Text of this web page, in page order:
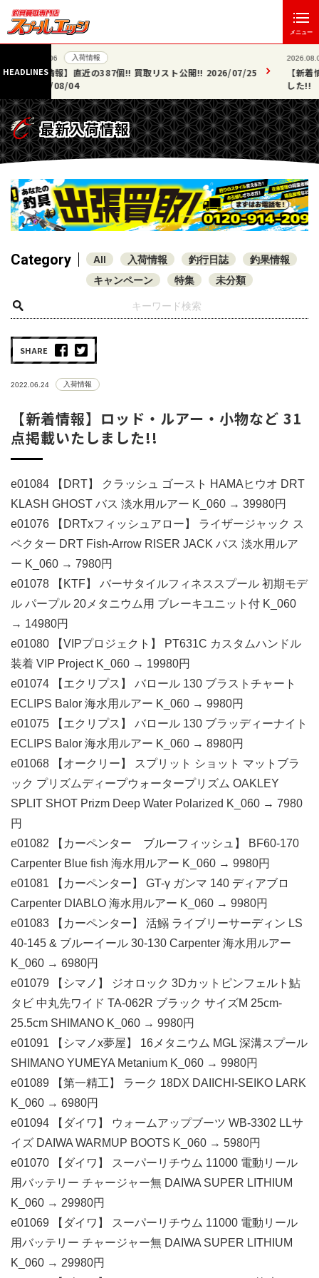
メニュー
HEADLINES
07/25
2026.08.06
【新着情報】ロッド・ルアー・小物など 30点掲載いたしま
した!!
最新入荷情報
Category All 入荷情報 釣行日誌
釣果情報
キャンペーン
特集 未分類
SHARE
2022.06.24 入荷情報
【新着情報】ロッド・ルアー・小物など 31
点掲載いたしました!!
e01084 【DRT】 クラッシュ ゴースト HAMAヒウオ DRT
KLASH GHOST バス 淡水用ルアー K_060 → 39980円
e01076 【DRTxフィッシュアロー】 ライザージャック ス
ペクター DRT Fish-Arrow RISER JACK バス 淡水用ルア
ー K_060 → 7980円
e01078 【KTF】 バーサタイルフィネススプール 初期モデ
ル パープル 20メタニウム用 ブレーキユニット付 K_060
→ 14980円
e01080 【VIPプロジェクト】 PT631C カスタムハンドル
装着 VIP Project K_060 → 19980円
e01074 【エクリプス】 バロール 130 ブラストチャート
ECLIPS Balor 海水用ルアー K_060 → 9980円
e01075 【エクリプス】 バロール 130 ブラッディーナイト
ECLIPS Balor 海水用ルアー K_060 → 8980円
e01068 【オークリー】 スプリット ショット マットブラ
ック プリズムディープウォータープリズム OAKLEY
SPLIT SHOT Prizm Deep Water Polarized K_060 → 7980
円
e01082 【カーペンター ブルーフィッシュ】 BF60-170
Carpenter Blue fish 海水用ルアー K_060 → 9980円
e01081 【カーペンター】 GT-γ ガンマ 140 ディアブロ
Carpenter DIABLO 海水用ルアー K_060 → 9980円
e01083 【カーペンター】 活鰯 ライブリーサーディン LS
40-145 & ブルーイール 30-130 Carpenter 海水用ルアー
K_060 → 6980円
e01079 【シマノ】 ジオロック 3Dカットピンフェルト鮎
タビ 中丸先ワイド TA-062R ブラック サイズM 25cm-
25.5cm SHIMANO K_060 → 9980円
e01091 【シマノx夢屋】 16メタニウム MGL 深溝スプール
SHIMANO YUMEYA Metanium K_060 → 9980円
e01089 【第一精工】 ラーク 18DX DAIICHI-SEIKO LARK
K_060 → 6980円
e01094 【ダイワ】 ウォームアップブーツ WB-3302 LLサ
イズ DAIWA WARMUP BOOTS K_060 → 5980円
e01070 【ダイワ】 スーパーリチウム 11000 電動リール
用バッテリー チャージャー無 DAIWA SUPER LITHIUM
K_060 → 29980円
e01069 【ダイワ】 スーパーリチウム 11000 電動リール
用バッテリー チャージャー無 DAIWA SUPER LITHIUM
K_060 → 29980円